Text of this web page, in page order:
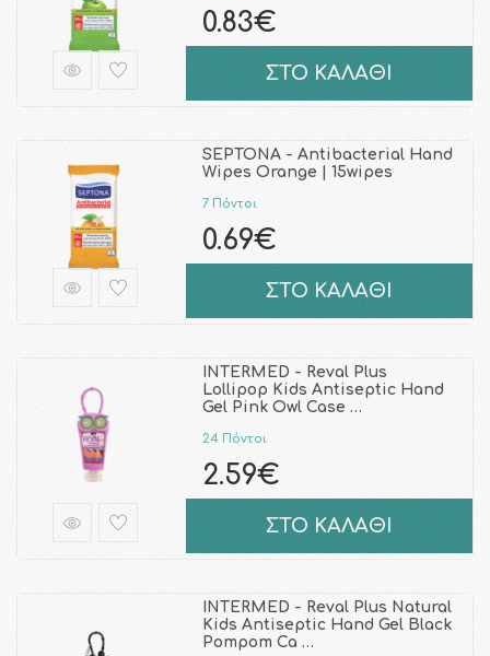
0.83€
ΣΤΟ ΚΑΛΑΘΙ
SEPTONA - Antibacterial Hand
Wipes Orange | 15wipes
7 Πόντοι
0.69€
ΣΤΟ ΚΑΛΑΘΙ
INTERMED - Reval Plus
Lollipop Kids Antiseptic Hand
Gel Pink Owl Case …
24 Πόντοι
2.59€
ΣΤΟ ΚΑΛΑΘΙ
INTERMED - Reval Plus Natural
Kids Antiseptic Hand Gel Black
Pompom Ca …